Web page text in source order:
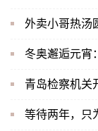
外卖小哥热汤
冬奥邂逅元宵
青岛检察机关
等待两年，只